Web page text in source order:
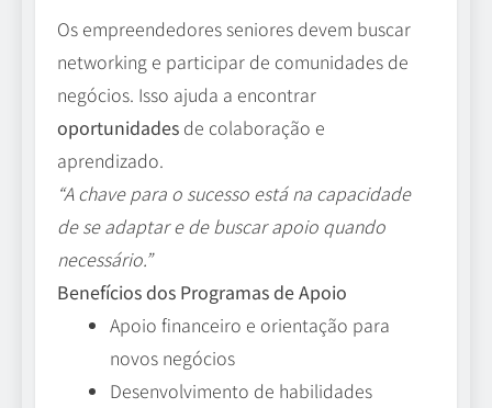
Os empreendedores seniores devem buscar
networking e participar de comunidades de
negócios. Isso ajuda a encontrar
oportunidades de colaboração e
aprendizado.
“A chave para o sucesso está na capacidade
de se adaptar e de buscar apoio quando
necessário.”
Benefícios dos Programas de Apoio
Apoio financeiro e orientação para
novos negócios
Desenvolvimento de habilidades